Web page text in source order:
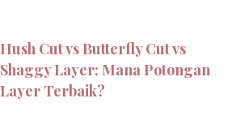
Hush Cut vs Butterfly Cut vs
Shaggy Layer: Mana Potongan
Layer Terbaik?